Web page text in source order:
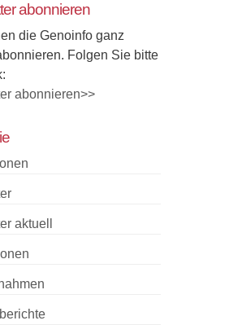
abonnieren
die Genoinfo ganz
Folgen Sie bitte
abonnieren>>
aktuell